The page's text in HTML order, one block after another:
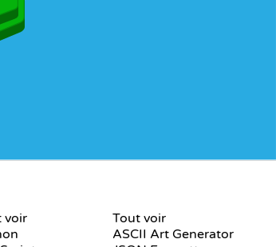
voir
Tout voir
ASCII Art Generator